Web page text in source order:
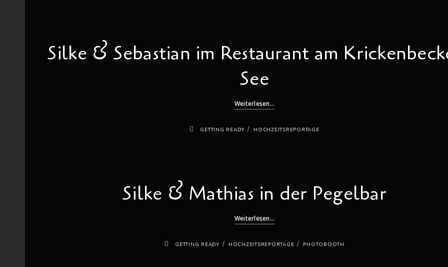
Silke & Sebastian im Restaurant am
See
Weiterlesen...
GETTING READY / HOCHZEITSREPORTAGE
Silke & Mathias in der Pegelbar
Weiterlesen...
GETTING READY/ HOCHZEITSREPORTAGE / PHOTOBOOTH